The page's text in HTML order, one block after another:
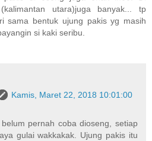
utara)juga banyak... tp
sama bentuk ujung pakis yg masih
si kaki seribu.
Kamis, Maret 22, 2018 10:01:00
pernah coba dioseng, setiap
gulai wakkakak. Ujung pakis itu